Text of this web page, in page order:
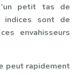
petit tas de
indices sont de
envahisseurs
peut rapidement